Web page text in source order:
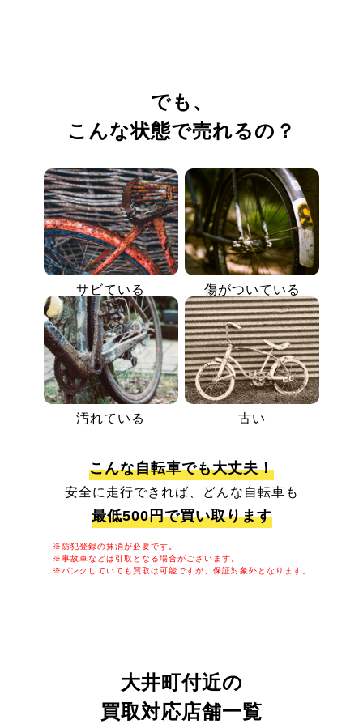
でも、
こんな状態で売れるの？
サビている 傷がついている
汚れている 古い
こんな自転車でも大丈夫！
安全に走行できれば、どんな自転車も
最低500円で買い取ります
※防犯登録の抹消が必要です。
※事故車などは引取となる場合がございます。
※パンクしていても買取は可能ですが、保証対象外となります。
大井町付近の
買取対応店舗一覧